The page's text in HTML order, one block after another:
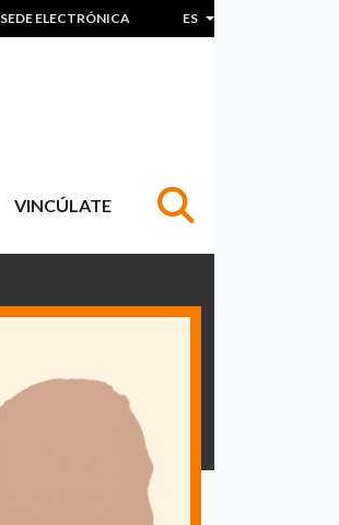
SEDE ELECTRÓNICA ES Lista adicional de
VINCÚLATE